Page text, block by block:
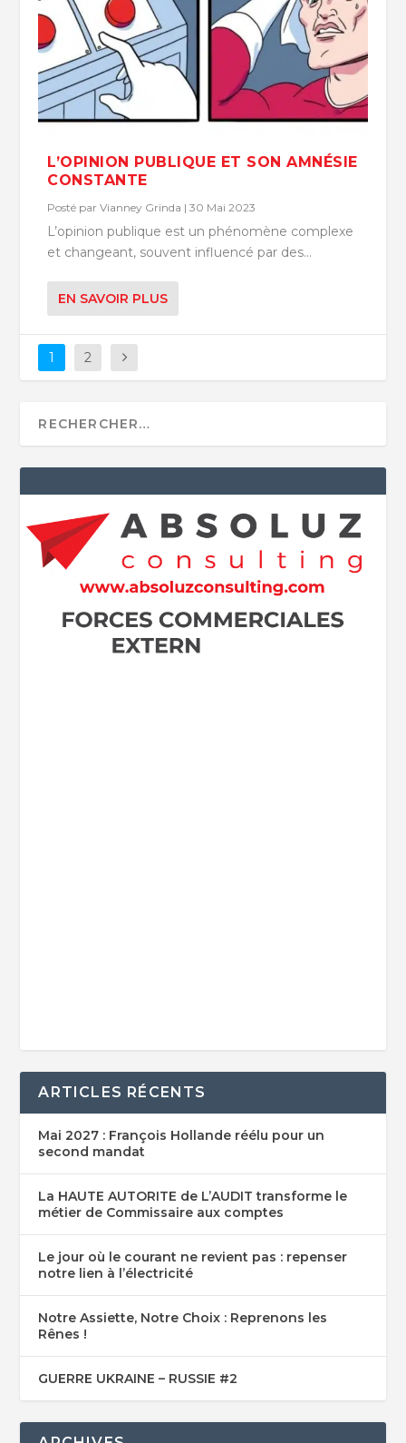
L’OPINION PUBLIQUE ET SON AMNÉSIE
CONSTANTE
Posté parVianney Grinda |30 Mai 2023
L’opinion publique est un phénomène complexe
et changeant, souvent influencé par des...
EN SAVOIR PLUS
1 2
ARTICLES RÉCENTS
Mai 2027 : François Hollande réélu pour un
second mandat
La HAUTE AUTORITE de L’AUDIT transforme le
métier de Commissaire aux comptes
Le jour où le courant ne revient pas : repenser
notre lien à l’électricité
Notre Assiette, Notre Choix : Reprenons les
Rênes !
GUERRE UKRAINE – RUSSIE #2